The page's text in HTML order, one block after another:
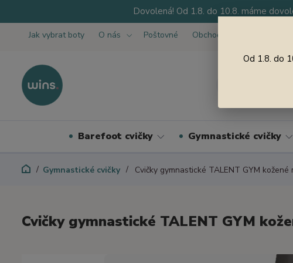
Dovolená! Od 1.8. do 10.8. máme
Jak vybrat boty O nás Poštovné Obchodní podmínky
Barefoot cvičky Gymnastické cvičky
Gymnastické cvičky Cvičky gymnastické TALENT GYM
Cvičky gymnastické TALENT GYM
Od 1.8. do